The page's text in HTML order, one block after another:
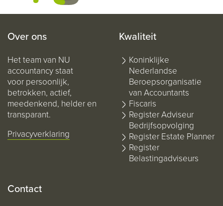
Over ons
Het team van NU
accountancy staat
voor persoonlijk,
betrokken, actief,
meedenkend, helder en
transparant.
Privacyverklaring
Kwaliteit
Koninklijke
Nederlandse
Beroepsorganisatie
van Accountants
Fiscaris
Register Adviseur
Bedrijfsopvolging
Register Estate Planner
Register
Belastingadviseurs
Contact